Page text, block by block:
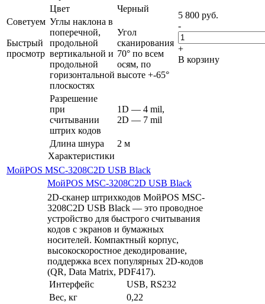
Советуем
Быстрый
просмотр
Цвет
Черный
Углы наклона в
поперечной,
продольной
вертикальной и
продольной
горизонтальной
плоскостях
Угол
сканирования
70° по всем
осям, по
высоте +-65°
Разрешение
при
считывании
штрих кодов
1D — 4 mil,
2D — 7 mil
Длина шнура
2 м
Характеристики
5 800 руб.
-
+
В корзину
МойPOS MSC-3208C2D USB Black
МойPOS MSC-3208C2D USB Black
2D-сканер штрихкодов МойPOS MSC-
3208C2D USB Black — это проводное
устройство для быстрого считывания
кодов с экранов и бумажных
носителей. Компактный корпус,
высокоскоростное декодирование,
поддержка всех популярных 2D-кодов
(QR, Data Matrix, PDF417).
Интерфейс
USB, RS232
Вес, кг
0,22